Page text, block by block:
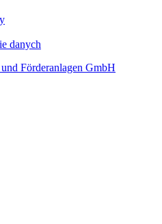
danych
Förderanlagen GmbH